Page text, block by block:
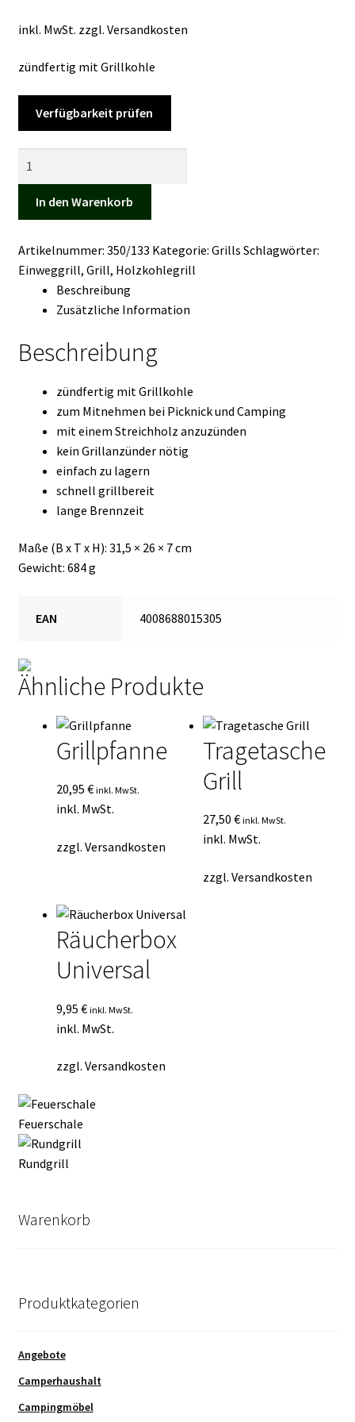
Mein Konto
Warenkorb
inkl. MwSt. zzgl. Versandkosten
zündfertig mit Grillkohle
Verfügbarkeit prüfen
Menge
In den Warenkorb
Artikelnummer: 350/133 Kategorie: Grills Schlagwörter:
Einweggrill, Grill, Holzkohlegrill
Beschreibung
Zusätzliche Information
Beschreibung
zündfertig mit Grillkohle
zum Mitnehmen bei Picknick und Camping
mit einem Streichholz anzuzünden
kein Grillanzünder nötig
einfach zu lagern
schnell grillbereit
lange Brennzeit
Maße (B x T x H): 31,5 × 26 × 7 cm
Gewicht: 684 g
EAN 4008688015305
Ähnliche Produkte
Grillpfanne
20,95 € inkl. MwSt.
inkl. MwSt.
zzgl. Versandkosten
Tragetasche
Grill
27,50€ inkl. MwSt.
inkl. MwSt.
zzgl.Versandkosten
Räucherbox
Universal
9,95 € inkl. MwSt.
inkl. MwSt.
zzgl. Versandkosten
Feuerschale
Rundgrill
Warenkorb
Produktkategorien
Angebote
Camperhaushalt
Campingmöbel